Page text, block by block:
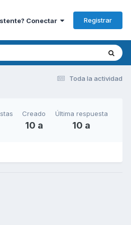
Conectar Registrar
Toda la actividad
Creado
10 a
Última respuesta
10 a